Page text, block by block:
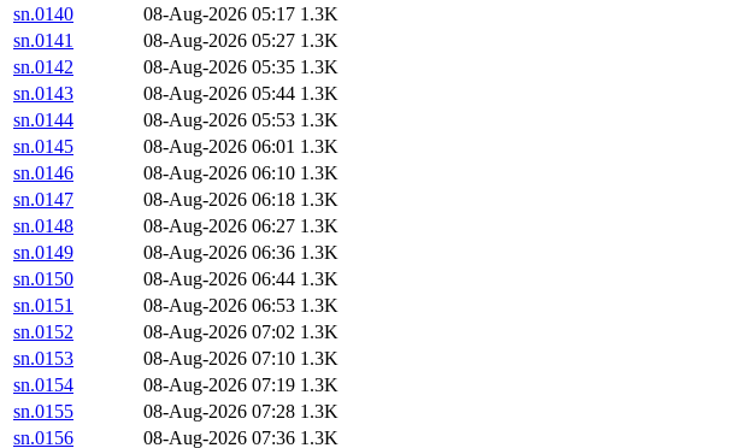
sn.0140
08-Aug-2026 05:17 1.3K
sn.0141
08-Aug-2026 05:27 1.3K
sn.0142
08-Aug-2026 05:35 1.3K
sn.0143
08-Aug-2026 05:44 1.3K
sn.0144
08-Aug-2026 05:53 1.3K
sn.0145
08-Aug-2026 06:01 1.3K
sn.0146
08-Aug-2026 06:10 1.3K
sn.0147
08-Aug-2026 06:18 1.3K
sn.0148
08-Aug-2026 06:27 1.3K
sn.0149
08-Aug-2026 06:36 1.3K
sn.0150
08-Aug-2026 06:44 1.3K
sn.0151
08-Aug-2026 06:53 1.3K
sn.0152
08-Aug-2026 07:02 1.3K
sn.0153
08-Aug-2026 07:10 1.3K
sn.0154
08-Aug-2026 07:19 1.3K
sn.0155
08-Aug-2026 07:28 1.3K
sn.0156
08-Aug-2026 07:36 1.3K